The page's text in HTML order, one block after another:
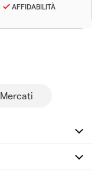
AFFIDABILITÀ
Mercati